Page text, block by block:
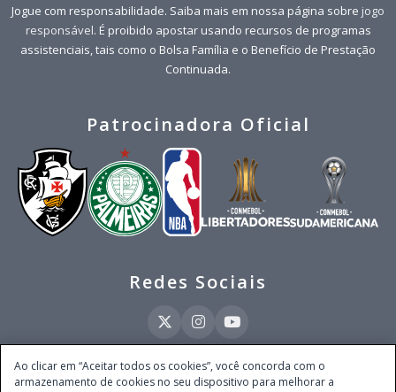
Jogue com responsabilidade. Saiba mais em nossa página sobre jogo
responsável. É proibido apostar usando recursos de programas
assistenciais, tais como o Bolsa Família e o Benefício de Prestação
Continuada.
Patrocinadora Oficial
Redes Sociais
Este site é operado pela Ventmear Brasil LTDA (CNPJ 52.868.380/0001-84), com
Ao clicar em “Aceitar todos os cookies”, você concorda com o
armazenamento de cookies no seu dispositivo para melhorar a